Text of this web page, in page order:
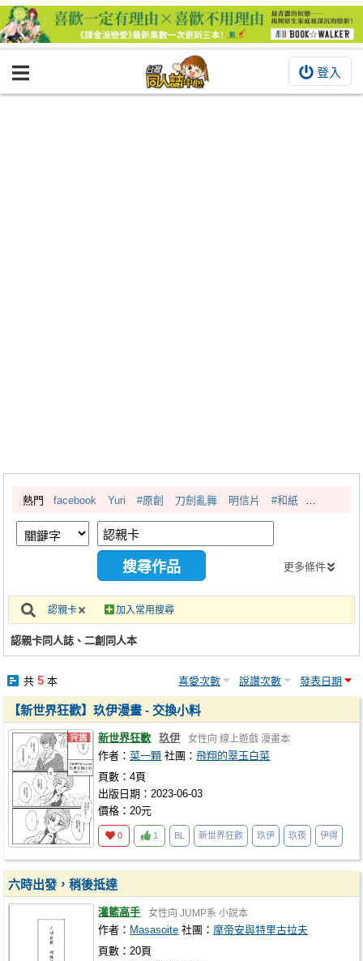
登入
BOOKY書集倉庫
繪圖藝廊
交流中心
攤位轉讓區
會員中心
註冊會員
熱門 facebook Yuri #原創 刀劍亂舞 明信片 #和紙
更多條件
認親卡 加入常用搜尋
認親卡同人誌、二創同人本
共 5本 喜愛次數 說讚次數 發表日期
【新世界狂歡】玖伊漫畫 - 交換小料
新世界狂歡 玖伊 女性向 線上遊戲 漫畫本
作者：菜一顆 社團：飛翔的翠玉白菜
頁數：4頁
出版日期：2023-06-03
價格：20元
0 1 BL 新世界狂歡 玖伊 玖夜 伊得
六時出發，稍後抵達
灌籃高手 女性向 JUMP系 小說本
作者： Masasoite 社團： 摩帝安與特里古拉夫
頁數：20頁